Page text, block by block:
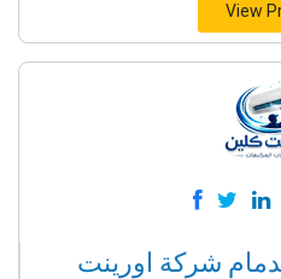
View
شركة اورينت